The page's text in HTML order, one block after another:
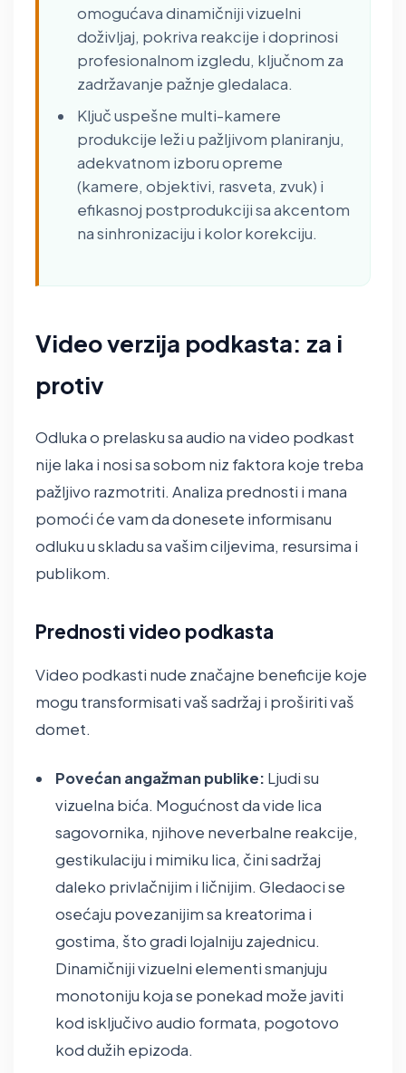
omogućava dinamičniji vizuelni
doživljaj, pokriva reakcije i doprinosi
profesionalnom izgledu, ključnom za
zadržavanje pažnje gledalaca.
Ključ uspešne multi-kamere
produkcije leži u pažljivom planiranju,
adekvatnom izboru opreme
(kamere, objektivi, rasveta, zvuk) i
efikasnoj postprodukciji sa akcentom
na sinhronizaciju i kolor korekciju.
Video verzija podkasta: za i
protiv
Odluka o prelasku sa audio na video podkast
nije laka i nosi sa sobom niz faktora koje treba
pažljivo razmotriti. Analiza prednosti i mana
pomoći će vam da donesete informisanu
odluku u skladu sa vašim ciljevima, resursima i
publikom.
Prednosti video podkasta
Video podkasti nude značajne beneficije koje
mogu transformisati vaš sadržaj i proširiti vaš
domet.
Povećan angažman publike: Ljudi su
vizuelna bića. Mogućnost da vide lica
sagovornika, njihove neverbalne reakcije,
gestikulaciju i mimiku lica, čini sadržaj
daleko privlačnijim i ličnijim. Gledaoci se
osećaju povezanijim sa kreatorima i
gostima, što gradi lojalniju zajednicu.
Dinamičniji vizuelni elementi smanjuju
monotoniju koja se ponekad može javiti
kod isključivo audio formata, pogotovo
kod dužih epizoda.